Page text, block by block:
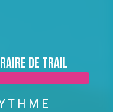
de trail